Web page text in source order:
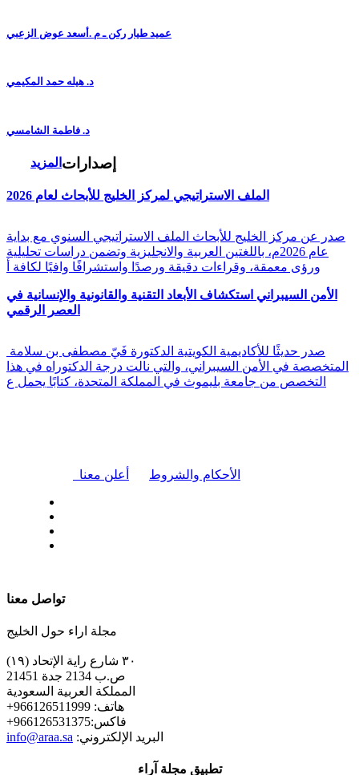
عميد طيار ركن ـ م .أسعد عوض الزعبي
د. هيله حمد المكيمي
د. فاطمة الشامسي
المزيد إصدارات
الملف الاستراتيجي لمركز الخليج للأبحاث لعام 2026
صدر عن مركز الخليج للأبحاث الملف الاستراتيجي السنوي مع بداية
عام 2026م، باللغتين العربية والانجليزية وتضمن دراسات تحليلية
ورؤى معمقة، وقراءات دقيقة ورصدًا واستشرافًا وافيًا لكافة أ
الأمن السيبراني استكشاف الأبعاد التقنية والقانونية والإنسانية في
العصر الرقمي
المتخصصة في الأمن السيبراني، والتي نالت درجة الدكتوراه في هذا
التخصص من جامعة بليموث في المملكة المتحدة، كتابًا يحمل ع
أعلن معنا الأحكام والشروط
تواصل معنا
مجلة اراء حول الخليج
٣٠ شارع راية الإتحاد (١٩)
ص.ب 2134 جدة 21451
المملكة العربية السعودية
+هاتف: 966126511999
+فاكس:966126531375
info@araa.sa :البريد الإلكتروني
تطبيق مجلة آراء